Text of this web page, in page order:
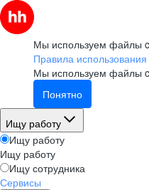
Мы используем файлы
Правила
Мы используем файлы
Понятно
Ищу работу
Ищу работу
Ищу работу
Ищу сотрудника
Сервисы